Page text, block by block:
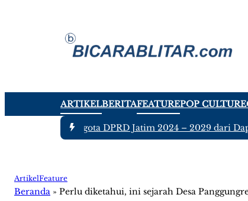
ARTIKELBERITAFEATUREPOP CULTURE
Ada tujuh Anggota DPRD Jatim 2024 – 2029 dari Dapil
ArtikelFeature
Beranda » Perlu diketahui, ini sejarah Desa